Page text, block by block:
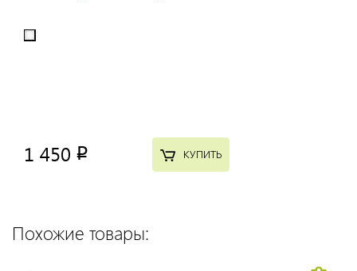
1 450 p КУПИТЬ
Похожие товары: